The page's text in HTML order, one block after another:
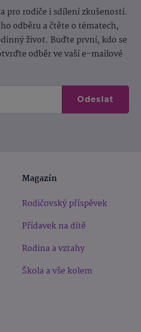
pro rodiče i sdílení zkušeností.
odběru a čtěte o tématech,
život. Buďte první, kdo se
odběr ve vaší e-mailové
Odeslat
Magazín
Rodičovský příspěvek
Přídavek na dítě
Rodina a vztahy
Škola a vše kolem